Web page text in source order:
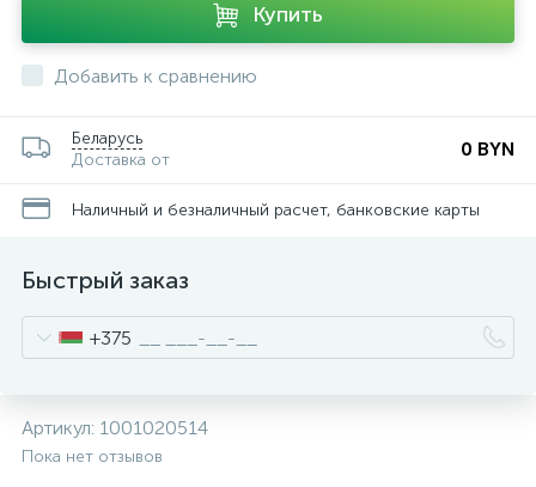
Купить
Добавить к сравнению
Беларусь
Доставка от
0 BYN
Наличный и безналичный расчет, банковские карты
Быстрый заказ
+375
Артикул: 1001020514
Пока нет отзывов